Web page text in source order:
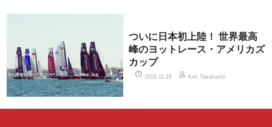
ついに日本初上陸！ 世界最高
峰のヨットレース・アメリカズ
カップ
2016.11.16 Koh Takahashi